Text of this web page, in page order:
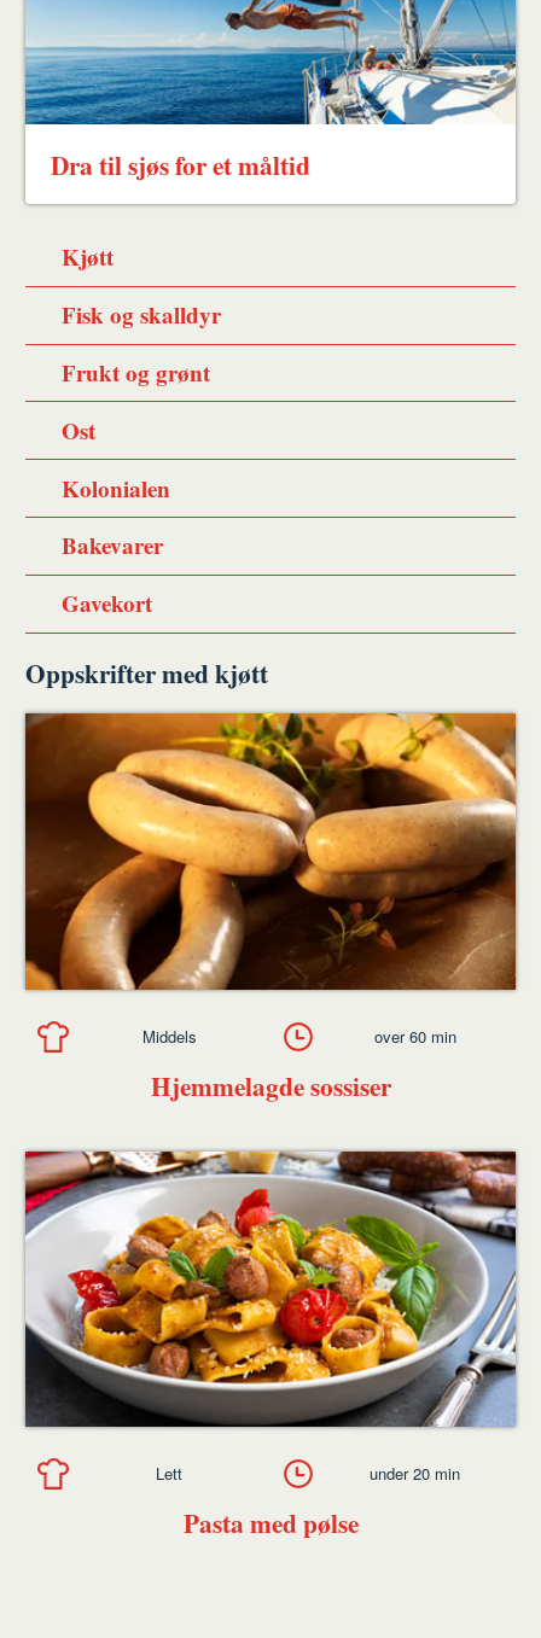
Dra til sjøs for et måltid
Kjøtt
Fisk og skalldyr
Frukt og grønt
Ost
Kolonialen
Bakevarer
Gavekort
Oppskrifter med kjøtt
Hjemmelagde sossiser
Middels over 60 min
Pasta med pølse
Lett under 20 min